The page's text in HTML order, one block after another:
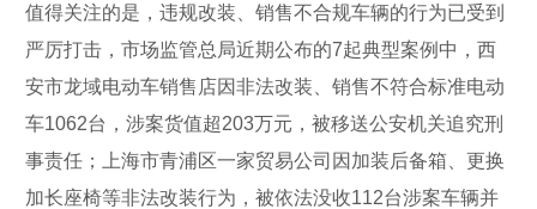
值得关注的是，违规改装、销售不合规车辆的行为已受到
严厉打击，市场监管总局近期公布的7起典型案例中，西
安市龙域电动车销售店因非法改装、销售不符合标准电动
车1062台，涉案货值超203万元，被移送公安机关追究刑
事责任；上海市青浦区一家贸易公司因加装后备箱、更换
加长座椅等非法改装行为，被依法没收112台涉案车辆并